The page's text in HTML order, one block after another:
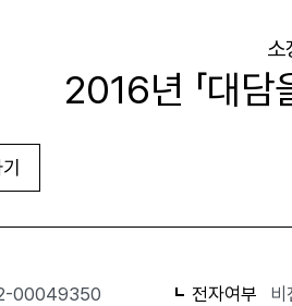
소
2016년 「대
00049350 전자여부 비